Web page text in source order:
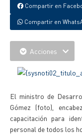
Compartir en
Compartir en
Acciones
El ministro de
Gómez (foto),
capacitación para
personal de todos los